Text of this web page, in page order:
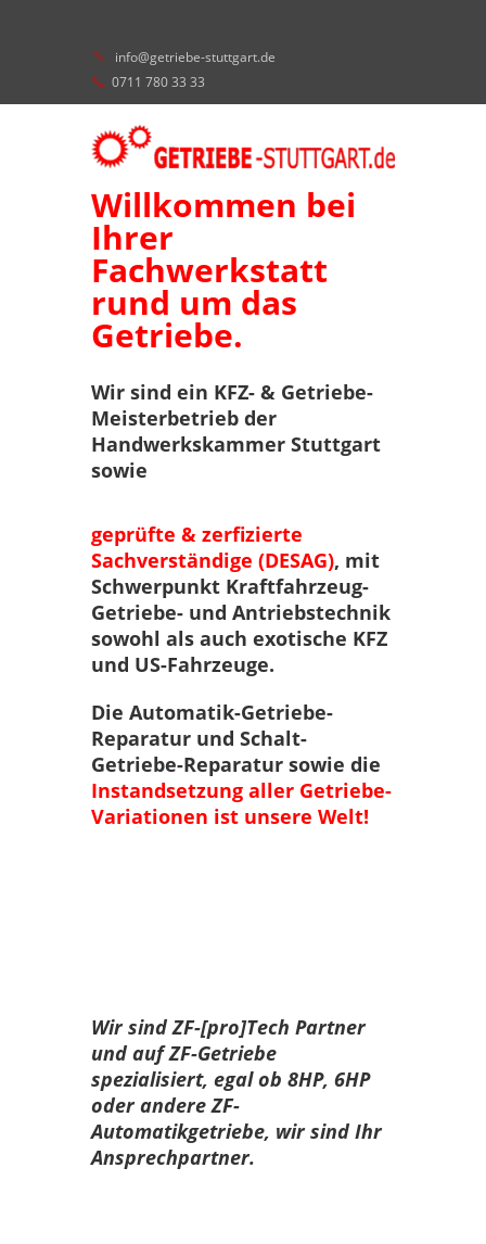
info@getriebe-stuttgart.de
0711 780 33 33
Willkommen bei
Ihrer
Fachwerkstatt
rund um das
Getriebe.
Wir sind ein KFZ- & Getriebe-
Meisterbetrieb der
Handwerkskammer Stuttgart
sowie
geprüfte & zerfizierte
Sachverständige (DESAG), mit
Schwerpunkt Kraftfahrzeug-
Getriebe- und Antriebstechnik
sowohl als auch exotische KFZ
und US-Fahrzeuge.
Die Automatik-Getriebe-
Reparatur und Schalt-
Getriebe-Reparatur sowie die
Instandsetzung aller Getriebe-
Variationen ist unsere Welt!
Wir sind ZF-[pro]Tech Partner
und auf ZF-Getriebe
spezialisiert, egal ob 8HP, 6HP
oder andere ZF-
Automatikgetriebe, wir sind Ihr
Ansprechpartner.